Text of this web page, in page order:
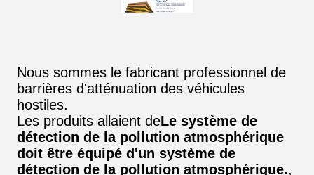
Nous sommes le fabricant professionnel de
barrières d'atténuation des véhicules
hostiles.
Les produits allaient deLe système de
détection de la pollution atmosphérique
doit être équipé d'un système de
détection de la pollution atmosphérique.,